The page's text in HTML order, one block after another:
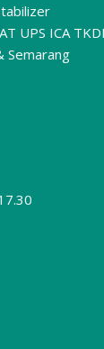
UPS ICA
Semarang